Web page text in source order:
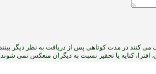
کنند در مدت کوتاهی پس از دریافت به نظر دیگر
کنایه یا تحقیر نسبت به دیگران منعکس نمی ‏شوند.